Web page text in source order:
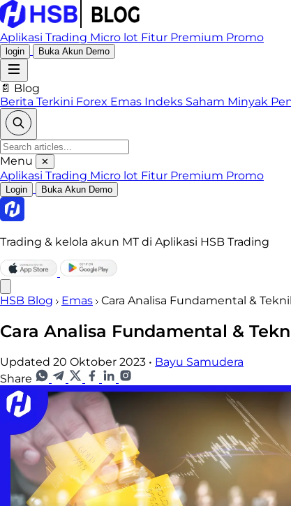
Aplikasi Trading Micro lot Fitur Premium Promo
login Buka Akun Demo
📄 Blog
Berita Terkini Forex Emas Indeks Saham Minyak
Menu ✕
Aplikasi Trading Micro lot Fitur Premium Promo
Login Buka Akun Demo
Trading & kelola akun MT di Aplikasi HSB Trading
HSB Blog Emas Cara Analisa Fundamental &
Cara Analisa Fundamental &
Updated 20 Oktober 2023 • Bayu Samudera
Share